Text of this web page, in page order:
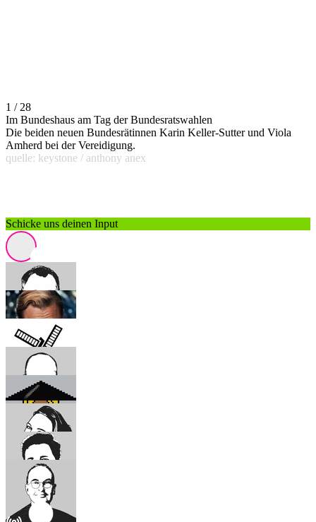
1 / 28
Im Bundeshaus am Tag der Bundesratswahlen
Die beiden neuen Bundesrätinnen Karin Keller-Sutter und Viola
Amherd bei der Vereidigung.
quelle: keystone / anthony anex
Schicke uns deinen Input